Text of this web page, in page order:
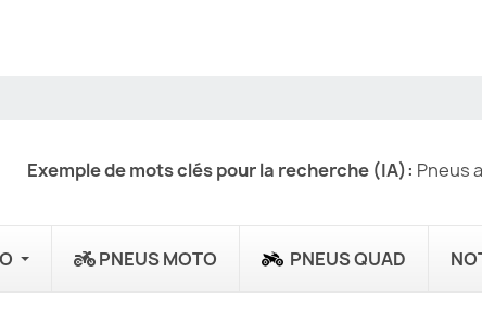
Exemple de mots clés pour la recherche (IA): Pneus
PNEUS MOTO PNEUS QUAD